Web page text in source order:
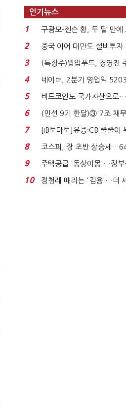
인기뉴스
1
구광모-젠슨 황, 두 달 만
로봇·AI 등 논...
2
중국 이어 대만도 설비투자
국전쟁’
3
(특징주)윙입푸드, 경영진
지에 상한가...
4
네이버, 2분기 영업익
비 0.2% 감소...
5
비트코인도 국가자산으로
처분' 기준은 ...
6
(민선 9기 한달)③'7조 채
격…추미애, 20년...
7
[IB토마토]유증·CB 줄줄
닥 벌점 급증에 ...
8
코스피, 장 초반 상승세
시도
9
주택공급 '동상이몽'…정부
력 없으면 '공수표'...
10
정청래 때리는 '김용'…더